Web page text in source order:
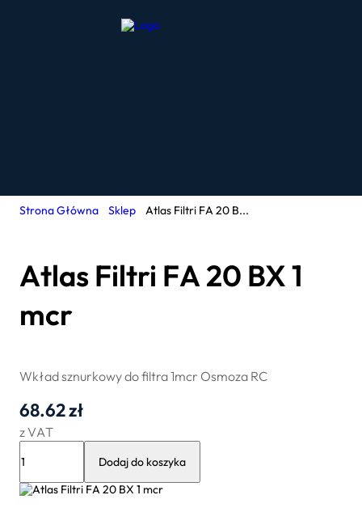
Strona Główna Sklep Atlas Filtri FA 20 B...
Atlas Filtri FA 20 BX 1
mcr
Wkład sznurkowy do filtra 1mcr Osmoza RC
68.62zł
z VAT
Atlas
FA
20
Dodaj do koszyka